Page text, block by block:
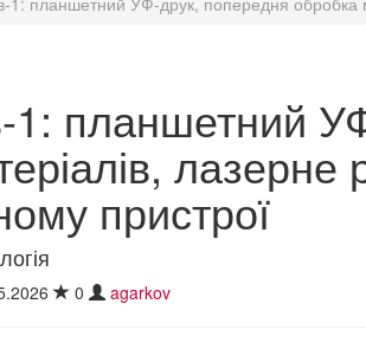
1: планшетний
лазерне
пристрої
0 agarkov